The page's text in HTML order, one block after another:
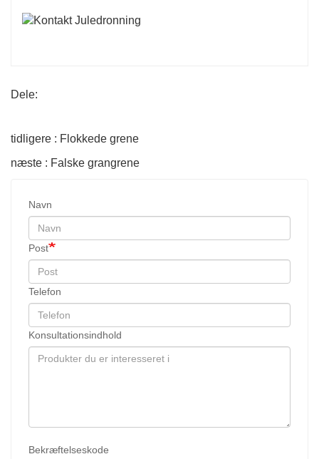
Dele:
tidligere : Flokkede grene
næste : Falske grangrene
Navn
Post
Telefon
Konsultationsindhold
Bekræftelseskode